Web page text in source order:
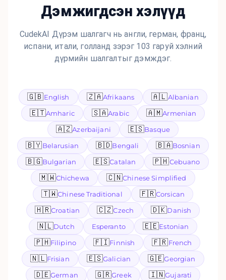
Дэмжигдсэн хэлүүд
CudekAI Дүрэм шалгагч нь англи, герман, франц,
испани, итали, голланд зэрэг 103 гаруй хэлний
дүрмийн шалгалтыг дэмждэг.
🇬🇧English 🇿🇦Afrikaans 🇦🇱Albanian
🇪🇹Amharic 🇸🇦Arabic 🇦🇲Armenian
🇦🇿Azerbaijani 🇪🇸Basque
🇧🇾Belarusian 🇧🇩Bengali 🇧🇦Bosnian
🇧🇬Bulgarian 🇪🇸Catalan 🇵🇭Cebuano
🇲🇼Chichewa 🇨🇳Chinese Simplified
🇹🇼Chinese Traditional 🇫🇷Corsican
🇭🇷Croatian 🇨🇿Czech 🇩🇰Danish
🇳🇱Dutch Esperanto 🇪🇪Estonian
🇵🇭Filipino 🇫🇮Finnish 🇫🇷French
🇳🇱Frisian 🇪🇸Galician 🇬🇪Georgian
🇩🇪German 🇬🇷Greek 🇮🇳Gujarati